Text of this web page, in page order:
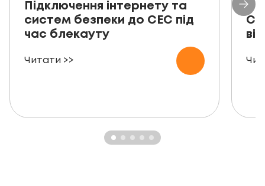
Підключення інтернету та
систем безпеки до СЕС під
час блекауту
Читати >>